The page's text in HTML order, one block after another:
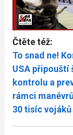
Čtěte též:
To snad ne!
USA připouští
kontrolu a
rámci
30 tisíc vojáků